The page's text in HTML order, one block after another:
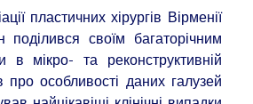
пластичних хірургів Вірменії
своїм багаторічним
в мікро- та реконструктивній
про особливості даних галузей